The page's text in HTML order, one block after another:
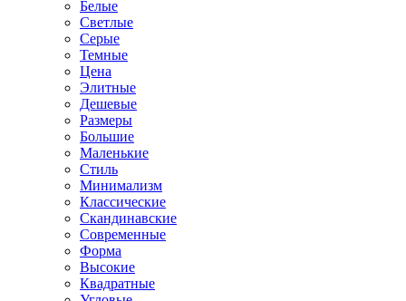
Белые
Светлые
Серые
Темные
Цена
Элитные
Дешевые
Размеры
Большие
Маленькие
Стиль
Минимализм
Классические
Скандинавские
Современные
Форма
Высокие
Квадратные